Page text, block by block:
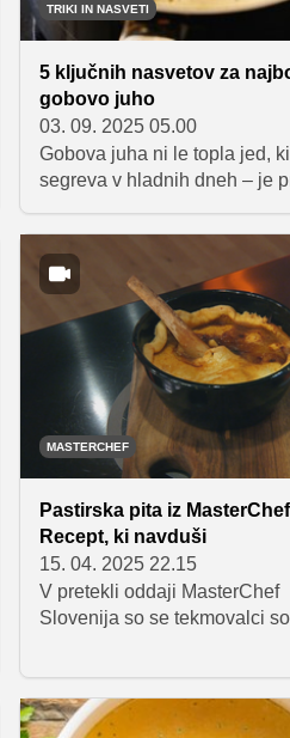
TRIKI IN NASVETI
5 ključnih nasvetov za
gobovo juho
03. 09. 2025 05.00
Gobova juha ni le topla jed,
segreva v hladnih dneh – je
zemeljske okuse narave s
a bogato teksturo. Kako
popolno verzijo le-te?
MASTERCHEF
Pastirska pita iz
Recept, ki navduši
15. 04. 2025 22.15
V pretekli oddaji MasterChef
Slovenija so se tekmovalci
pastirsko pito. Spoznajte
jedi, ki je navdušila sodnike